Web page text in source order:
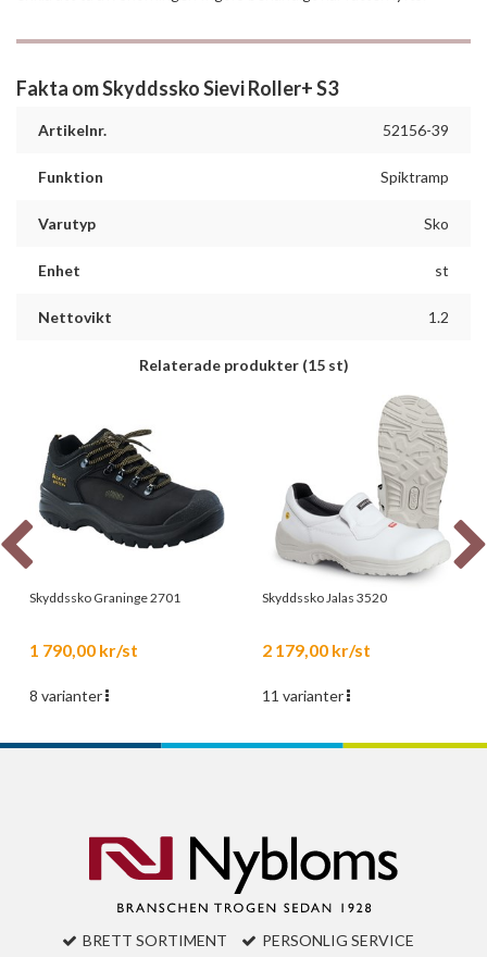
Fakta om Skyddssko Sievi Roller+ S3
Artikelnr. 52156-39
Funktion Spiktramp
Varutyp Sko
Enhet st
Nettovikt 1.2
Relaterade produkter (15 st)
Skyddssko Graninge 2701
1 790,00 kr/st
8 varianter
Skyddssko Jalas 3520
2 179,00 kr/st
11 varianter
BRETT SORTIMENT
PERSONLIG SERVICE